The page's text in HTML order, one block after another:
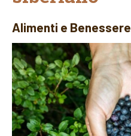
Alimenti e Benessere